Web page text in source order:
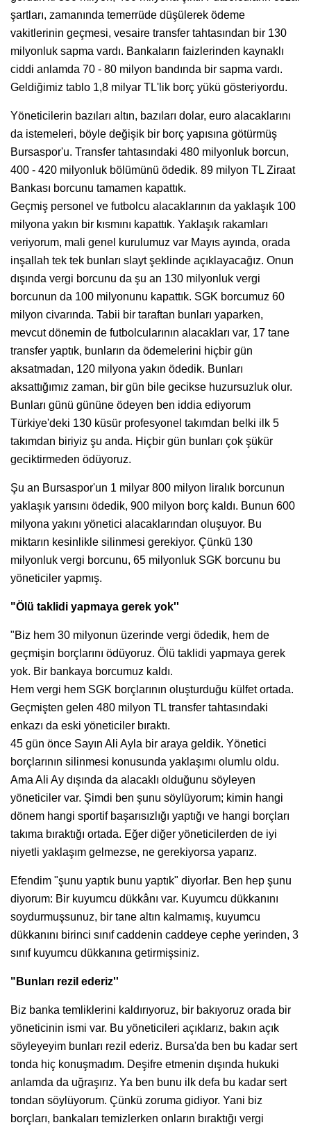
şartları, zamanında temerrüde düşülerek ödeme
vakitlerinin geçmesi, vesaire transfer tahtasından bir 130
milyonluk sapma vardı. Bankaların faizlerinden kaynaklı
ciddi anlamda 70 - 80 milyon bandında bir sapma vardı.
Geldiğimiz tablo 1,8 milyar TL'lik borç yükü gösteriyordu.
Yöneticilerin bazıları altın, bazıları dolar, euro alacaklarını
da istemeleri, böyle değişik bir borç yapısına götürmüş
Bursaspor'u. Transfer tahtasındaki 480 milyonluk borcun,
400 - 420 milyonluk bölümünü ödedik. 89 milyon TL Ziraat
Bankası borcunu tamamen kapattık.
Geçmiş personel ve futbolcu alacaklarının da yaklaşık 100
milyona yakın bir kısmını kapattık. Yaklaşık rakamları
veriyorum, mali genel kurulumuz var Mayıs ayında, orada
inşallah tek tek bunları slayt şeklinde açıklayacağız. Onun
dışında vergi borcunu da şu an 130 milyonluk vergi
borcunun da 100 milyonunu kapattık. SGK borcumuz 60
milyon civarında. Tabii bir taraftan bunları yaparken,
mevcut dönemin de futbolcularının alacakları var, 17 tane
transfer yaptık, bunların da ödemelerini hiçbir gün
aksatmadan, 120 milyona yakın ödedik. Bunları
aksattığımız zaman, bir gün bile gecikse huzursuzluk olur.
Bunları günü gününe ödeyen ben iddia ediyorum
Türkiye'deki 130 küsür profesyonel takımdan belki ilk 5
takımdan biriyiz şu anda. Hiçbir gün bunları çok şükür
geciktirmeden ödüyoruz.
Şu an Bursaspor'un 1 milyar 800 milyon liralık borcunun
yaklaşık yarısını ödedik, 900 milyon borç kaldı. Bunun 600
milyona yakını yönetici alacaklarından oluşuyor. Bu
miktarın kesinlikle silinmesi gerekiyor. Çünkü 130
milyonluk vergi borcunu, 65 milyonluk SGK borcunu bu
yöneticiler yapmış.
"Ölü taklidi yapmaya gerek yok''
"Biz hem 30 milyonun üzerinde vergi ödedik, hem de
geçmişin borçlarını ödüyoruz. Ölü taklidi yapmaya gerek
yok. Bir bankaya borcumuz kaldı.
Hem vergi hem SGK borçlarının oluşturduğu külfet ortada.
Geçmişten gelen 480 milyon TL transfer tahtasındaki
enkazı da eski yöneticiler bıraktı.
45 gün önce Sayın Ali Ayla bir araya geldik. Yönetici
borçlarının silinmesi konusunda yaklaşımı olumlu oldu.
Ama Ali Ay dışında da alacaklı olduğunu söyleyen
yöneticiler var. Şimdi ben şunu söylüyorum; kimin hangi
dönem hangi sportif başarısızlığı yaptığı ve hangi borçları
takıma bıraktığı ortada. Eğer diğer yöneticilerden de iyi
niyetli yaklaşım gelmezse, ne gerekiyorsa yaparız.
Efendim "şunu yaptık bunu yaptık" diyorlar. Ben hep şunu
diyorum: Bir kuyumcu dükkânı var. Kuyumcu dükkanını
soydurmuşsunuz, bir tane altın kalmamış, kuyumcu
dükkanını birinci sınıf caddenin caddeye cephe yerinden, 3
sınıf kuyumcu dükkanına getirmişsiniz.
"Bunları rezil ederiz''
Biz banka temliklerini kaldırıyoruz, bir bakıyoruz orada bir
yöneticinin ismi var. Bu yöneticileri açıklarız, bakın açık
söyleyeyim bunları rezil ederiz. Bursa'da ben bu kadar sert
tonda hiç konuşmadım. Deşifre etmenin dışında hukuki
anlamda da uğraşırız. Ya ben bunu ilk defa bu kadar sert
tondan söylüyorum. Çünkü zoruma gidiyor. Yani biz
borçları, bankaları temizlerken onların bıraktığı vergi